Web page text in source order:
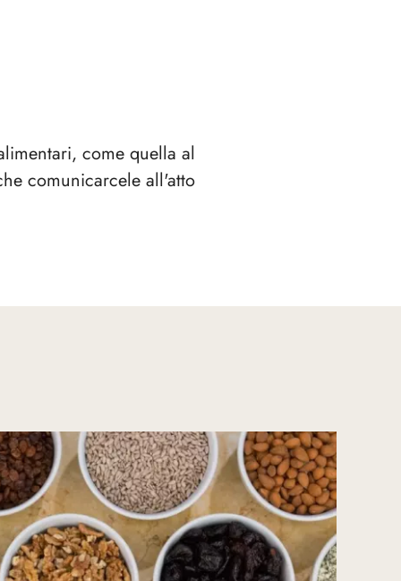
come quella al
comunicarcele all'atto